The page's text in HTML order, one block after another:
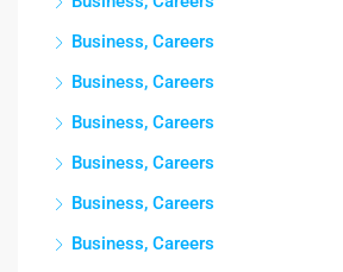
Business, Careers
Business, Careers
Business, Careers
Business, Careers
Business, Careers
Business, Careers